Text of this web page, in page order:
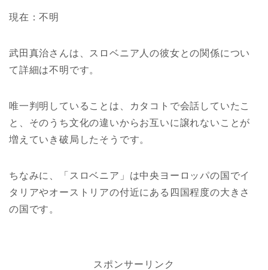
現在：不明
武田真治さんは、スロベニア人の彼女との関係につい
て詳細は不明です。
唯一判明していることは、カタコトで会話していたこ
と、そのうち文化の違いからお互いに譲れないことが
増えていき破局したそうです。
ちなみに、「スロベニア」は中央ヨーロッパの国でイ
タリアやオーストリアの付近にある四国程度の大きさ
の国です。
スポンサーリンク